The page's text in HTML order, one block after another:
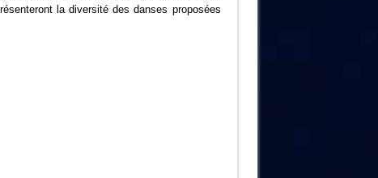
la diversité des danses proposées